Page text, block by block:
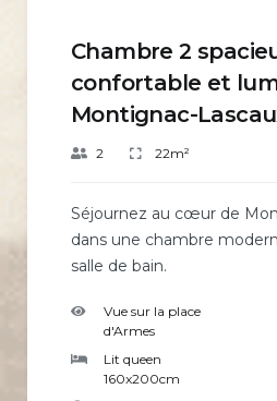
Chambre 2
confortable et
Montignac-
2 22m²
Séjournez au cœur de
dans une chambre
salle de bain.
Vue sur la place
d'Armes
Lit queen
160x200cm